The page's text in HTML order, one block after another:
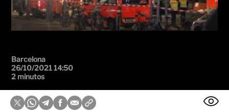
Barcelona
26/10/2021 14:50
2 minutos